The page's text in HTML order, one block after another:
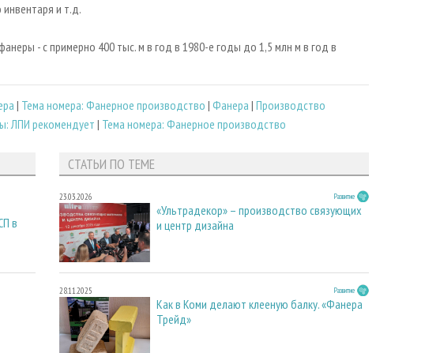
и т.д.
- с примерно 400 тыс. м в год в 1980-е годы до 1,5 млн м в год в
| Тема номера: Фанерное производство | Фанера | Производство
ЛПИ рекомендует| Тема номера: Фанерное производство
в
СТАТЬИ ПО ТЕМЕ
23.03.2026 Развитие
«Ультрадекор» – производство связующих
и центр дизайна
28.11.2025 Развитие
Как в Коми делают клееную балку. «Фанера
Трейд»